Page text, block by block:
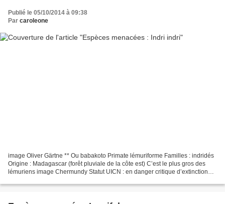
Publié le 05/10/2014 à 09:38
Par caroleone
image Oliver Gärtne ** Ou babakoto Primate lémuriforme Familles : indridés
Origine : Madagascar (forêt pluviale de la côte est) C’est le plus gros des
lémuriens image Chermundy Statut UICN : en danger critique d’extinction